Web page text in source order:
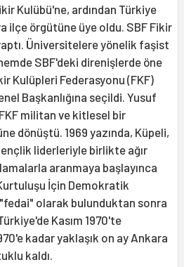
Kulübü'ne, ardından Türkiye
ilçe örgütüne üye oldu. SBF Fikir
Üniversitelere yönelik faşist
SBF'deki direnişlerde öne
Kulüpleri Federasyonu (FKF)
Başkanlığına seçildi. Yusuf
militan ve kitlesel bir
dönüştü. 1969 yazında, Küpeli,
liderleriyle birlikte ağır
aranmaya başlayınca
İçin Demokratik
olarak bulunduktan sonra
Kasım 1970'te
kadar yaklaşık on ay Ankara
kaldı.